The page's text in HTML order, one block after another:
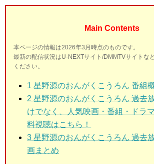
Main Contents
本ページの情報は2026年3月時点のものです。
最新の配信状況はU-NEXTサイト/DMMTVサイトな
ください。
1 星野源のおんがくこうろん 番組
2 星野源のおんがくこうろん 過去
けでなく、人気映画・番組・ドラ
料視聴はこちら！
3 星野源のおんがくこうろん 過去
画まとめ